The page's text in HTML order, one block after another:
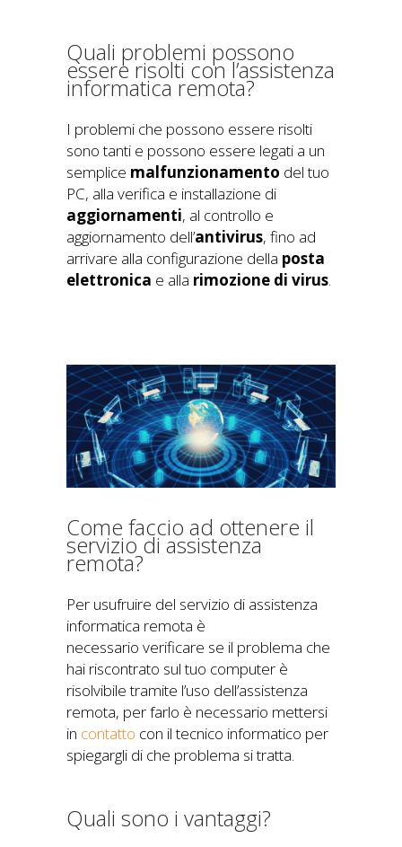
Quali problemi possono
essere risolti con l’assistenza
informatica remota?
I problemi che possono essere risolti
sono tanti e possono essere legati a un
semplice malfunzionamento del tuo
PC, alla verifica e installazione di
aggiornamenti, al controllo e
aggiornamento dell’antivirus, fino ad
arrivare alla configurazione della posta
elettronica e alla rimozione di virus.
Come faccio ad ottenere il
servizio di assistenza
remota?
Per usufruire del servizio di assistenza
informatica remota è
necessario verificare se il problema che
hai riscontrato sul tuo computer è
risolvibile tramite l’uso dell’assistenza
remota, per farlo è necessario mettersi
in contatto con il tecnico informatico per
spiegargli di che problema si tratta.
Quali sono i vantaggi?